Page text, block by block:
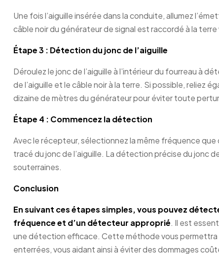
Une fois l’aiguille insérée dans la conduite, allumez
câble noir du générateur de signal est raccordé à la
Étape 3 : Détection du jonc de l’aiguille
Déroulez le jonc de l’aiguille à l’intérieur du fourreau à
de l’aiguille et le câble noir à la terre. Si possible, reliez
dizaine de mètres du générateur pour éviter toute
Étape 4 : Commencez la détection
Avec le récepteur, sélectionnez la même fréquence
tracé du jonc de l’aiguille. La détection précise du jonc
souterraines.
Conclusion
En suivant ces étapes simples, vous pouvez
fréquence et d’un détecteur approprié. Il est
une détection efficace. Cette méthode vous permettra
enterrées, vous aidant ainsi à éviter des dommages